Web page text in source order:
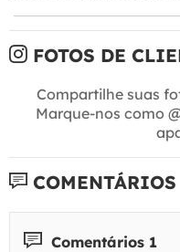
FOTOS DE
Compartilhe suas
Marque-nos como
Comentários 1